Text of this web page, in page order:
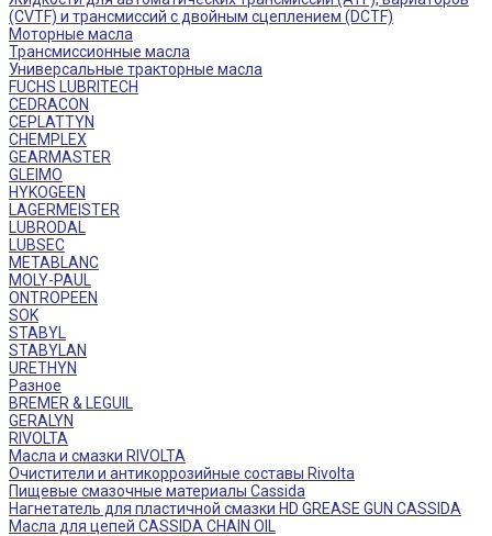
(CVTF) и трансмиссий с двойным сцеплением (DCTF)
Моторные масла
Трансмиссионные масла
Универсальные тракторные масла
FUCHS LUBRITECH
CEDRACON
CEPLATTYN
CHEMPLEX
GEARMASTER
GLEIMO
HYKOGEEN
LAGERMEISTER
LUBRODAL
LUBSEC
METABLANC
MOLY-PAUL
ONTROPEEN
SOK
STABYL
STABYLAN
URETHYN
Разное
BREMER & LEGUIL
GERALYN
RIVOLTA
Масла и смазки RIVOLTA
Очистители и антикоррозийные составы Rivolta
Пищевые смазочные материалы Cassida
Нагнетатель для пластичной смазки HD GREASE GUN CASSIDA
Масла для цепей CASSIDA CHAIN OIL